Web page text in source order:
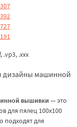
.vp3, .xxx
дизайны машинной
вышивки — это
для пялец 100х100
подходят для